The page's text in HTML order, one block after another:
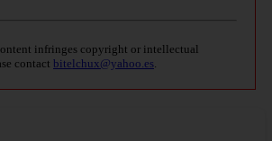
infringes copyright or intellectual
contact bitelchux@yahoo.es